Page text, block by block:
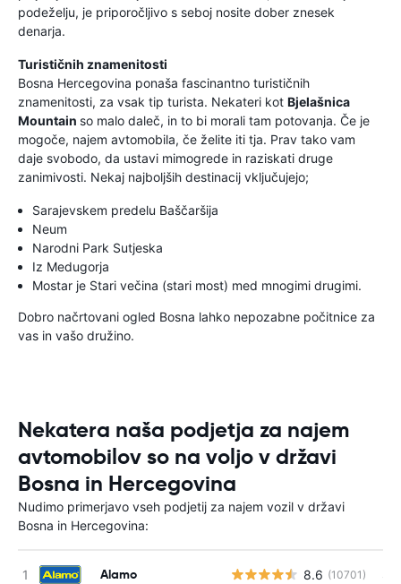
podeželju, je priporočljivo s seboj nosite dober znesek
denarja.
Turističnih znamenitosti
Bosna Hercegovina ponaša fascinantno turističnih
znamenitosti, za vsak tip turista. Nekateri kot Bjelašnica
Mountain so malo daleč, in to bi morali tam potovanja. Če je
mogoče, najem avtomobila, če želite iti tja. Prav tako vam
daje svobodo, da ustavi mimogrede in raziskati druge
zanimivosti. Nekaj najboljših destinacij vključujejo;
Sarajevskem predelu Baščaršija
Neum
Narodni Park Sutjeska
Iz Medugorja
Mostar je Stari večina (stari most) med mnogimi drugimi.
Dobro načrtovani ogled Bosna lahko nepozabne počitnice za
vas in vašo družino.
Nekatera naša podjetja za najem
avtomobilov so na voljo v državi
Bosna in Hercegovina
Nudimo primerjavo vseh podjetij za najem vozil v državi
Bosna in Hercegovina:
Alamo 8.6 (10701)